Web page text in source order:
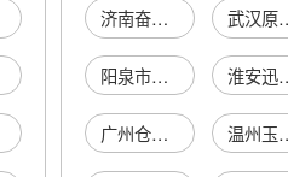
济南奋斗食品有限公司 武汉原生宜
阳泉市郊区宏晨鞋店 淮安迅
广州仓廪实贸易有限责任公司 温州玉